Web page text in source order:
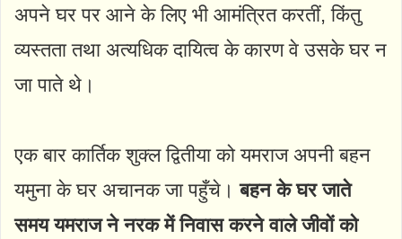
अपने घर पर आने के लिए भी आमंत्रित करतीं, किंतु
व्यस्तता तथा अत्यधिक दायित्व के कारण वे उसके घर न
जा पाते थे।
एक बार कार्तिक शुक्ल द्वितीया को यमराज अपनी बहन
यमुना के घर अचानक जा पहुँचे।बहन के घर जाते
समय यमराज ने नरक में निवास करने वाले जीवों को